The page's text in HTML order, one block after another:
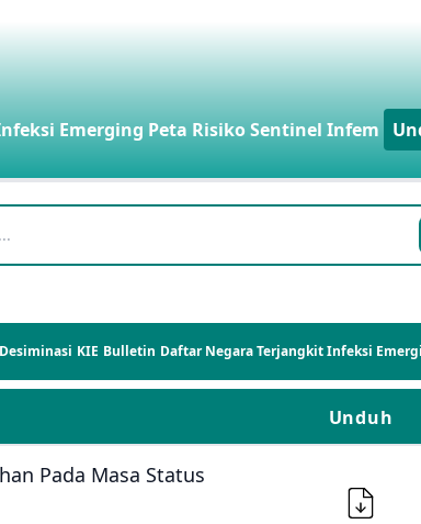
Emerging Peta RisikoSentinel Infem
Desiminasi KIE Bulletin Daftar Negara Terjangkit Infeksi
Unduh
Pada Masa Status